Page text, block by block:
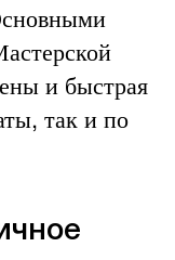
и быстрая
так и по